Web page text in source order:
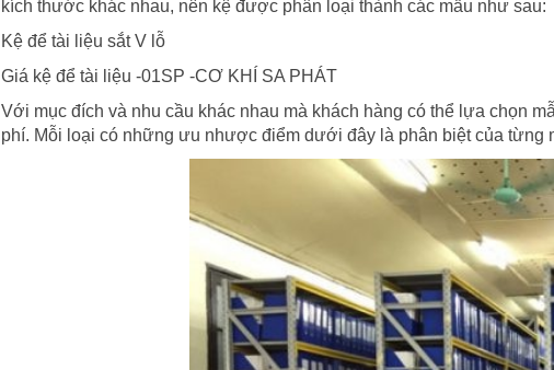
kích thước khác nhau, nên kệ được phân loại thành các mẫu như sau:
Kệ để tài liệu sắt V lỗ
Giá kệ để tài liệu -01SP -CƠ KHÍ SA PHÁT
Với mục đích và nhu cầu khác nhau mà khách hàng có thể lựa chọn
phí. Mỗi loại có những ưu nhược điểm dưới đây là phân biệt của